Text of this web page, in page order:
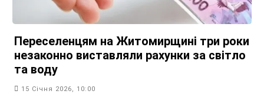
Переселенцям на Житомирщині три роки
незаконно виставляли рахунки за світло
та воду
15 Січня 2026, 10:00